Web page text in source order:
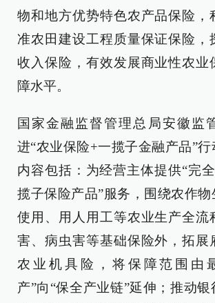
物和地方优势特色农产品保险，
准农田建设工程质量保证保险，
收入保险，有效发展商业性农业
障水平。
国家金融监督管理总局安徽监
进“农业保险+一揽子金融产品”行
内容包括：为经营主体提供“完
揽子保险产品”服务，围绕农作
使用、用人用工等农业生产全流
害、病虫害等基础保险外，拓展
农业机具险，将保障范围由
产”向“保全产业链”延伸；推动